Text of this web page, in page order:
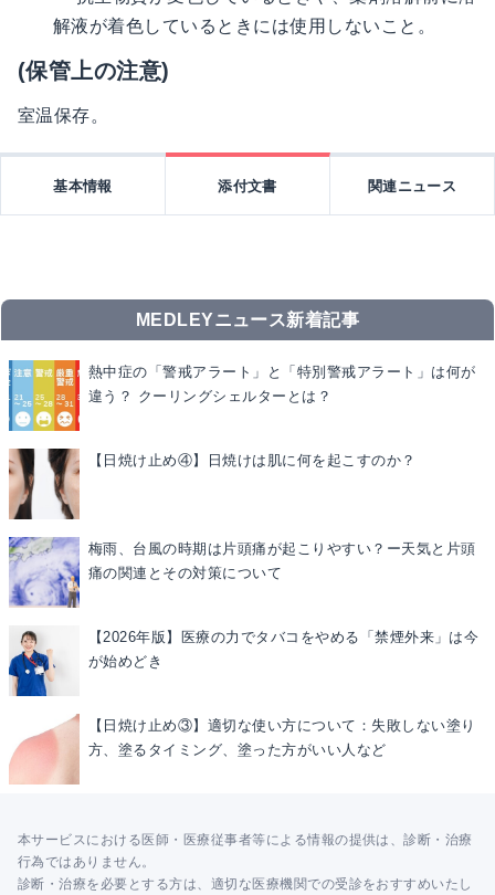
解液が着色しているときには使用しないこと。
(保管上の注意)
室温保存。
基本情報 添付文書 関連ニュース
MEDLEYニュース新着記事
熱中症の「警戒アラート」と「特別警戒アラート」は何が
違う？ クーリングシェルターとは？
【日焼け止め④】日焼けは肌に何を起こすのか？
梅雨、台風の時期は片頭痛が起こりやすい？ー天気と片頭
痛の関連とその対策について
【2026年版】医療の力でタバコをやめる「禁煙外来」は今
が始めどき
【日焼け止め③】適切な使い方について：失敗しない塗り
方、塗るタイミング、塗った方がいい人など
本サービスにおける医師・医療従事者等による情報の提供は、診断・治療
行為ではありません。
診断・治療を必要とする方は、適切な医療機関での受診をおすすめいたし